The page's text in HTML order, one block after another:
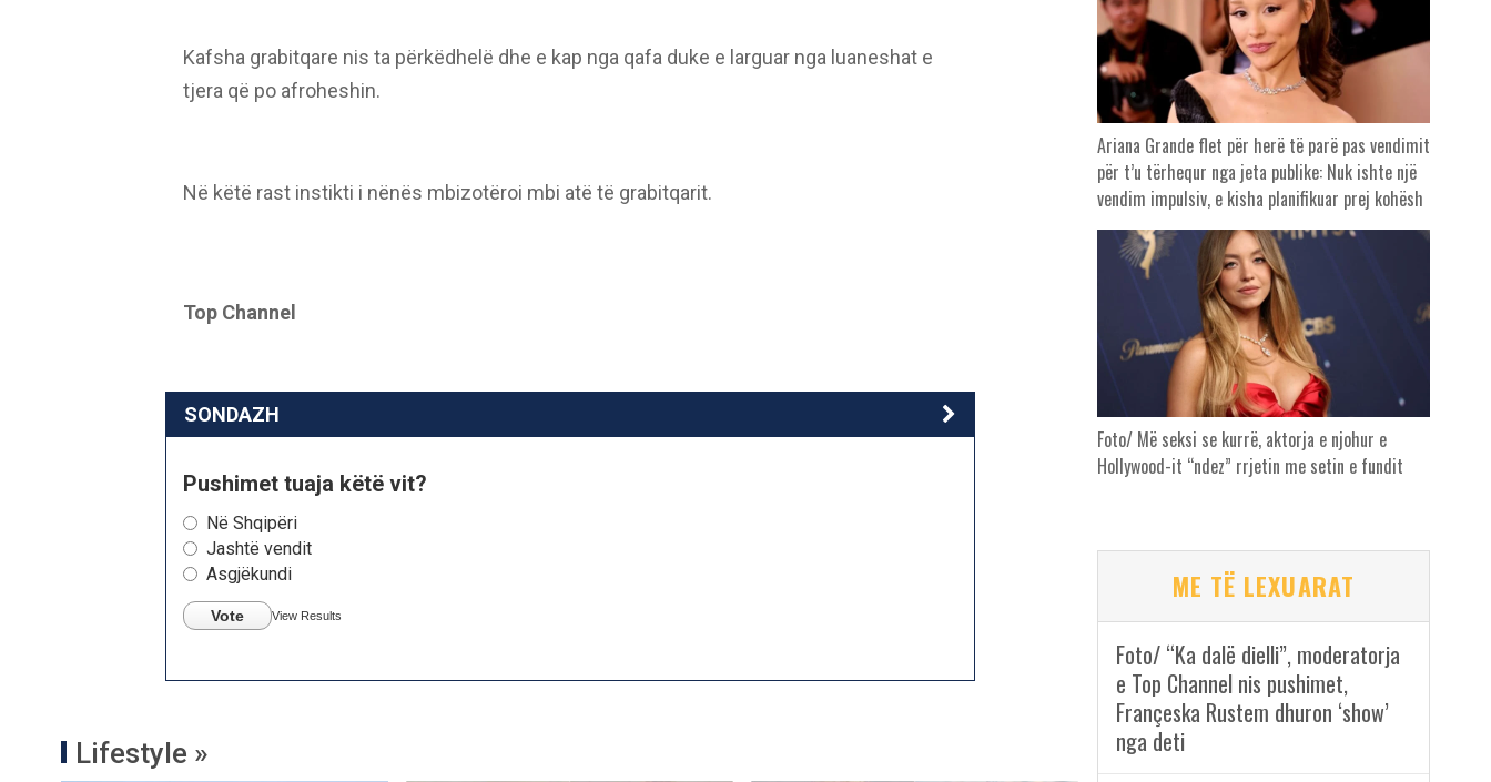
Kafsha grabitqare nis ta përkëdhelë dhe e kap nga qafa duke e larguar nga luaneshat e
tjera që po afroheshin.
Në këtë rast instikti i nënës mbizotëroi mbi atë të grabitqarit.
Top Channel
SONDAZH
Pushimet tuaja këtë vit?
Në Shqipëri
Jashtë vendit
Asgjëkundi
Vote View Results
Lifestyle »
Ariana Grande flet për herë të parë pas vendimit
për t’u tërhequr nga jeta publike: Nuk ishte një
vendim impulsiv, e kisha planifikuar prej kohësh
Foto/ Më seksi se kurrë, aktorja e njohur e
Hollywood-it “ndez” rrjetin me setin e fundit
ME TË LEXUARAT
Foto/ “Ka dalë dielli”, moderatorja
e Top Channel nis pushimet,
Françeska Rustem dhuron ‘show’
nga deti